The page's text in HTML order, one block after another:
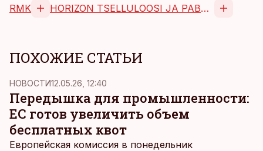
RMK
HORIZON TSELLULOOSI JA PABERI AS
ПОХОЖИЕ СТАТЬИ
НОВОСТИ12.05.26, 12:40
Передышка для промышленности:
ЕС готов увеличить объем
бесплатных квот
Европейская комиссия в понедельник